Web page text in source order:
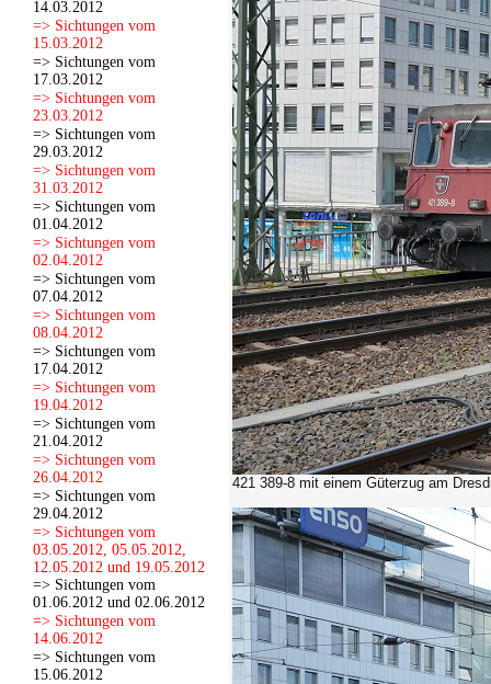
14.03.2012
=> Sichtungen vom
15.03.2012
=> Sichtungen vom
17.03.2012
=> Sichtungen vom
23.03.2012
=> Sichtungen vom
29.03.2012
=> Sichtungen vom
31.03.2012
=> Sichtungen vom
01.04.2012
=> Sichtungen vom
02.04.2012
=> Sichtungen vom
07.04.2012
=> Sichtungen vom
08.04.2012
=> Sichtungen vom
17.04.2012
=> Sichtungen vom
19.04.2012
=> Sichtungen vom
21.04.2012
=> Sichtungen vom
26.04.2012
=> Sichtungen vom
29.04.2012
=> Sichtungen vom
03.05.2012, 05.05.2012,
12.05.2012 und 19.05.2012
=> Sichtungen vom
01.06.2012 und 02.06.2012
=> Sichtungen vom
14.06.2012
=> Sichtungen vom
15.06.2012
421 389-8 mit einem Güterzug am